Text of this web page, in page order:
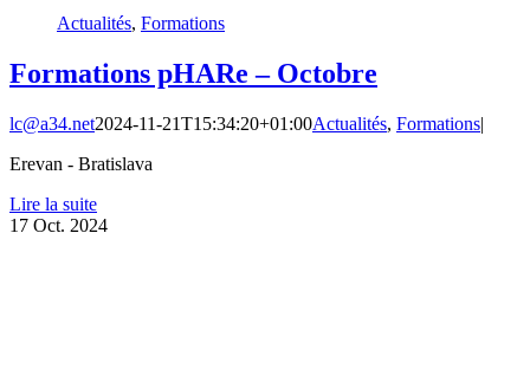
Actualités, Formations
Formations pHARe – Octobre
lc@a34.net2024-11-21T15:34:20+01:00Actualités, Formations|
Erevan - Bratislava
Lire la suite
17 Oct. 2024